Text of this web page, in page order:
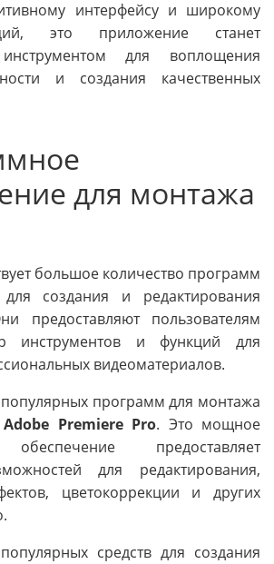
интерфейсу и широкому
это приложение станет
для воплощения
и создания качественных
для монтажа
большое количество программ
создания и редактирования
предоставляют пользователям
инструментов и функций для
видеоматериалов.
программ для монтажа
Adobe Premiere Pro. Это мощное
предоставляет
для редактирования,
цветокоррекции и других
средств для создания